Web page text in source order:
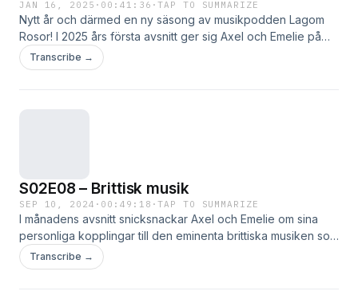
JAN 16, 2025 · 00:41:36 ·TAP TO SUMMARIZE
Nytt år och därmed en ny säsong av musikpodden Lagom
Rosor! I 2025 års första avsnitt ger sig Axel och Emelie på
Spotify Wrapped i traditionsenlig ordning och blickar tillbaka
på vad deras individuella musikdata Läs mer …
Transcribe →
S02E08 – Brittisk musik
SEP 10, 2024 · 00:49:18 ·TAP TO SUMMARIZE
I månadens avsnitt snicksnackar Axel och Emelie om sina
personliga kopplingar till den eminenta brittiska musiken som
nått vida framgångar världen över. Som vanligt tar Axel en
mer mogen approach medan Emelie zoonar in på Läs mer …
Transcribe →